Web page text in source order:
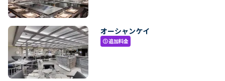
オーシャンケイ
paid追加料金